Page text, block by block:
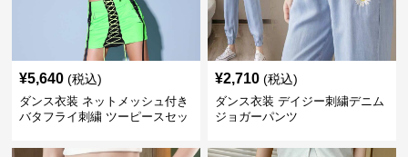
¥5,640 (税込)
ダンス衣装 ネットメッシュ付き
バタフライ刺繍 ツーピースセッ
¥2,710 (税込)
ダンス衣装 デイジー刺繍デニム
ジョガーパンツ